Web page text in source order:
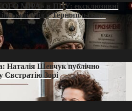
МІРА» в ПЦУ: ексклюзивні
слід у Тернопільсько-
Наталія Шевчук публічно
Євстратію Зорі